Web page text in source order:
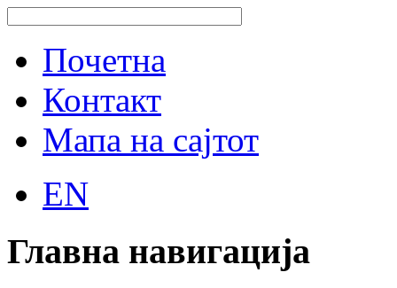
Почетна
Контакт
Мапа на сајтот
EN
Главна навигација